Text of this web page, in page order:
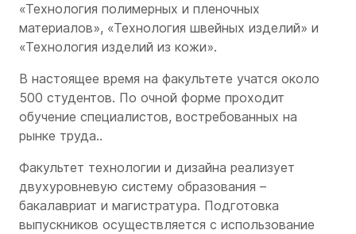
«Технология полимерных и пленочных
материалов», «Технология швейных изделий» и
«Технология изделий из кожи».
В настоящее время на факультете учатся около
500 студентов. По очной форме проходит
обучение специалистов, востребованных на
рынке труда..
Факультет технологии и дизайна реализует
двухуровневую систему образования –
бакалавриат и магистратура. Подготовка
выпускников осуществляется с использование